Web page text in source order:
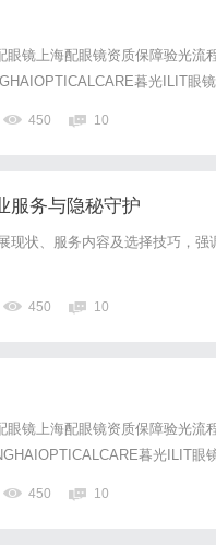
镜上海配眼镜资质保障验光流
暮光ILIT眼
海设有4家门店。以完整验光、
专业度与高性价比...
450 10
服务与隐秘守护
现状、服务内容及选择技巧，
450 10
镜上海配眼镜资质保障验光流
暮光ILIT眼
海设有4家门店。以完整验光、
专业度与高性价...
450 10